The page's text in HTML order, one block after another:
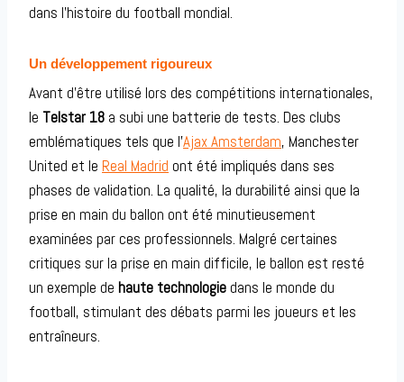
dans l’histoire du football mondial.
Un développement rigoureux
Avant d’être utilisé lors des compétitions internationales,
le Telstar 18 a subi une batterie de tests. Des clubs
emblématiques tels que l’Ajax Amsterdam, Manchester
United et le Real Madrid ont été impliqués dans ses
phases de validation. La qualité, la durabilité ainsi que la
prise en main du ballon ont été minutieusement
examinées par ces professionnels. Malgré certaines
critiques sur la prise en main difficile, le ballon est resté
un exemple de haute technologiedans le monde du
football, stimulant des débats parmi les joueurs et les
entraîneurs.